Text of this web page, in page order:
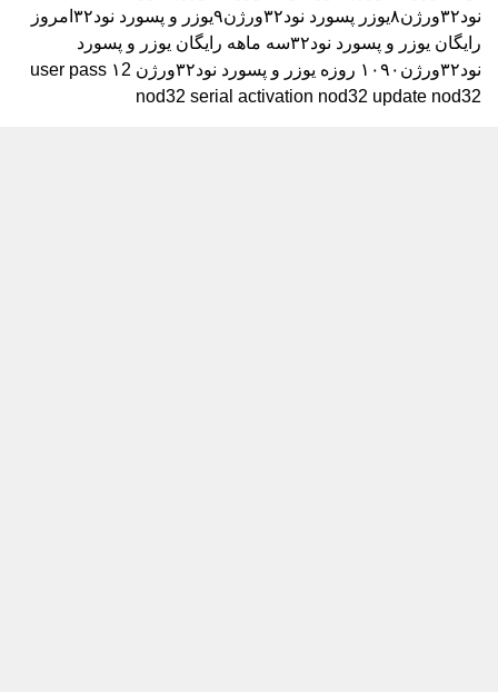
نود۳۲ورژن۸
یوزر پسورد نود۳۲ورژن۹
یوزر و پسورد نود۳۲امروز
رایگان یوزر و پسورد نود۳۲سه ماهه رایگان
یوزر و پسورد
نود۳۲ورژن۱۰۹۰ روزه
یوزر و پسورد نود۳۲ورژن ۱2
user pass
nod32 serial activation nod32 update nod32